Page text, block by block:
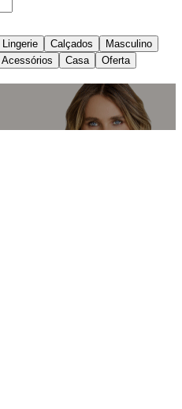
Lingerie Calçados
Masculino
Acessórios Casa Oferta